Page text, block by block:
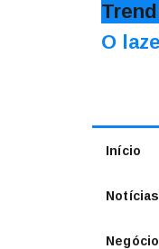
O
Início
Notícias